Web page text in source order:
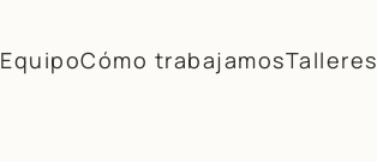
EquipoCómo trabajamosTalleres